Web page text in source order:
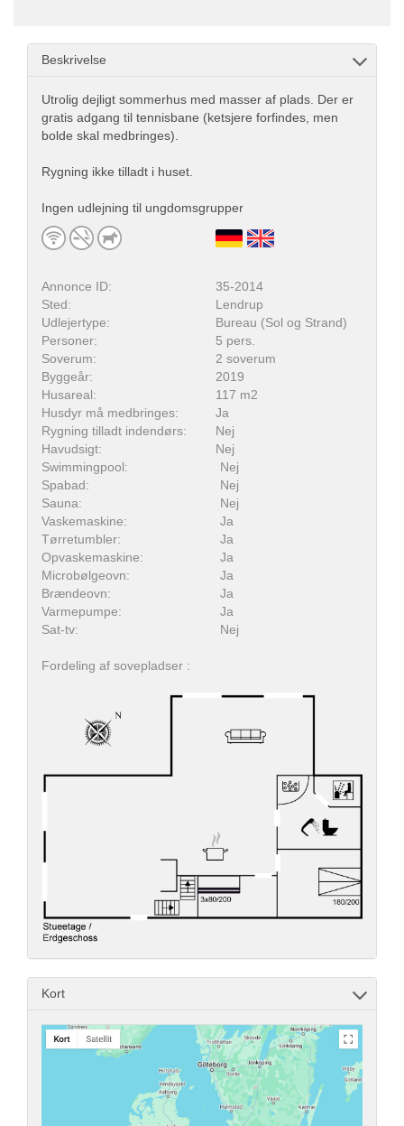
Beskrivelse
Utrolig dejligt sommerhus med masser af plads. Der er
gratis adgang til tennisbane (ketsjere forfindes, men
bolde skal medbringes).
Rygning ikke tilladt i huset.
Ingen udlejning til ungdomsgrupper
Annonce ID:
35-2014
Sted:
Lendrup
Udlejertype:
Bureau (Sol og Strand)
Personer:
5 pers.
Soverum:
2 soverum
Byggeår:
2019
Husareal:
117 m2
Husdyr må medbringes:
Ja
Rygning tilladt indendørs:
Nej
Havudsigt:
Nej
Swimmingpool:
Nej
Spabad:
Nej
Sauna:
Nej
Vaskemaskine:
Ja
Tørretumbler:
Ja
Opvaskemaskine:
Ja
Microbølgeovn:
Ja
Brændeovn:
Ja
Varmepumpe:
Ja
Sat-tv:
Nej
Fordeling af sovepladser :
Kort